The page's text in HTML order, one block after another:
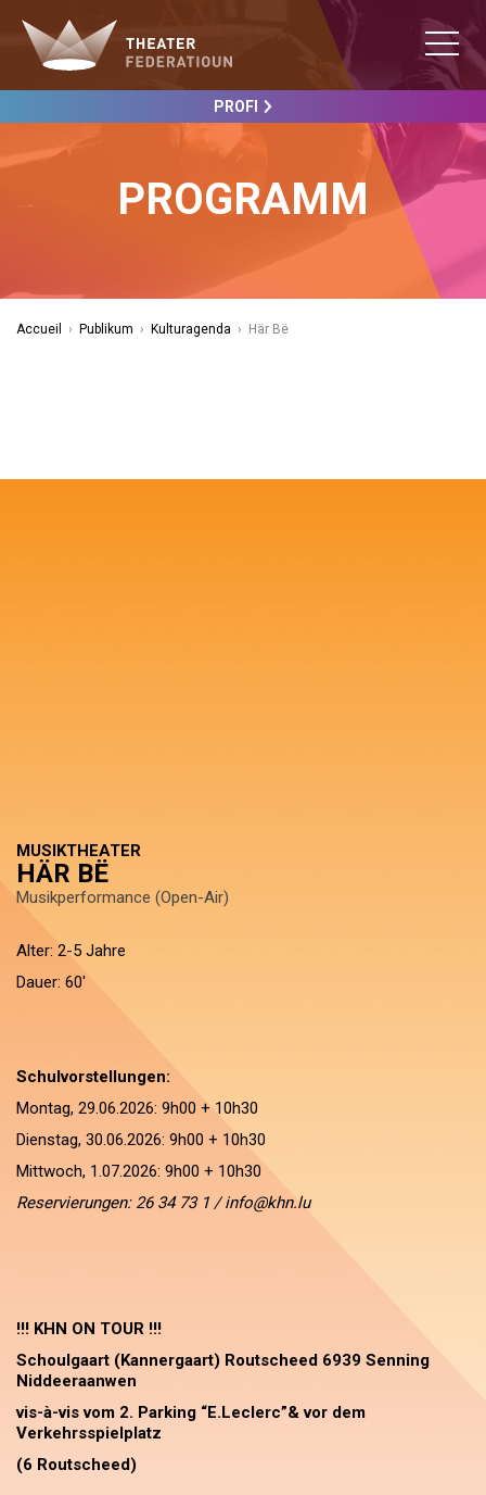
PROFI
PROGRAMM
Accueil › Publikum › Kulturagenda › Här Bë
MUSIKTHEATER
HÄR BË
Musikperformance (Open-Air)
Alter: 2-5 Jahre
Dauer: 60'
Schulvorstellungen:
Montag, 29.06.2026: 9h00 + 10h30
Dienstag, 30.06.2026: 9h00 + 10h30
Mittwoch, 1.07.2026: 9h00 + 10h30
Reservierungen: 26 34 73 1 / info@khn.lu
!!! KHN ON TOUR !!!
Schoulgaart (Kannergaart) Routscheed 6939 Senning
Niddeeraanwen
vis-à-vis vom 2. Parking ​“E.Leclerc”& vor dem
Verkehrsspielplatz
(6 Routscheed)